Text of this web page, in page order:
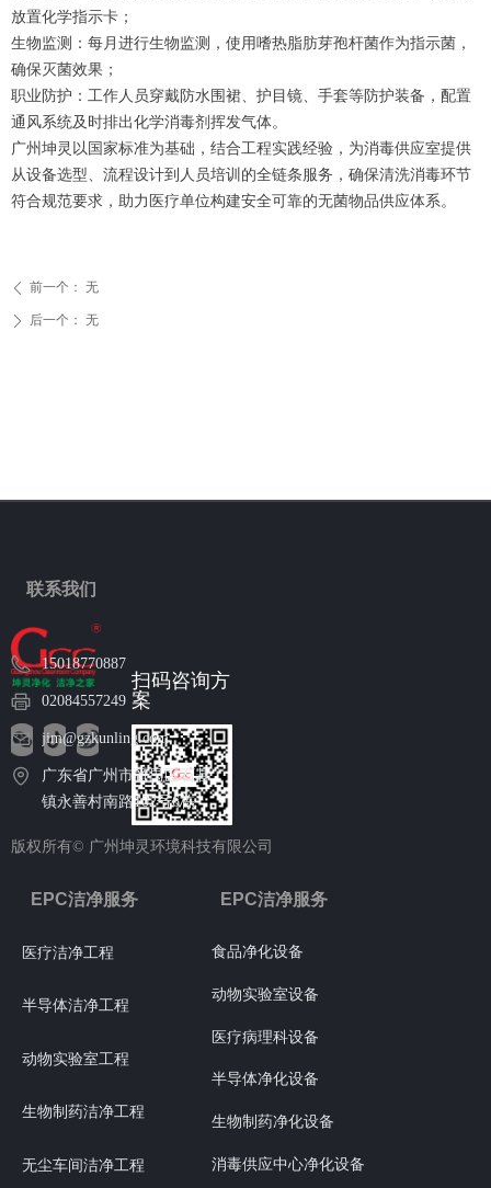
放置化学指示卡；
生物监测：每月进行生物监测，使用嗜热脂肪芽孢杆菌作为指示菌，
确保灭菌效果；
职业防护：工作人员穿戴防水围裙、护目镜、手套等防护装备，配置
通风系统及时排出化学消毒剂挥发气体。
广州坤灵以国家标准为基础，结合工程实践经验，为消毒供应室提供
从设备选型、流程设计到人员培训的全链条服务，确保清洗消毒环节
符合规范要求，助力医疗单位构建安全可靠的无菌物品供应体系。
ꄴ 前一个： 无
ꄲ 后一个： 无
版权所有© 广州坤灵环境科技有限公司
扫码咨询方
案
EPC洁净服务
医疗洁净工程
半导体洁净工程
动物实验室工程
生物制药洁净工程
无尘车间洁净工程
食品净化设备
动物实验室设备
医疗病理科设备
半导体净化设备
生物制药净化设备
消毒供应中心净化设备
EPC洁净服务
15018770887
02084557249
jim@gzkunling.com
广东省广州市番禺区石碁
镇永善村南路102号6栋
联系我们